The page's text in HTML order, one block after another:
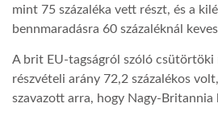
LATIMO.HU
mint 75 százaléka vett részt, és a
bennmaradásra 60 százaléknál
A brit EU-tagságról szóló csütörtöki
részvételi arány 72,2 százalékos
szavazott arra, hogy Nagy-Britannia